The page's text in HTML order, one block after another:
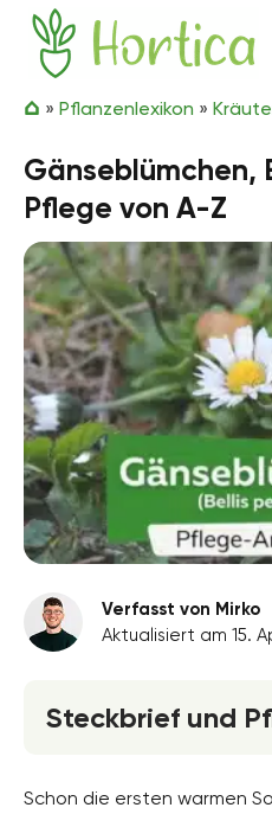
Zum Inhalt springen
Hortica
» Pflanzenlexikon »
Gänseblümchen,
Pflege von A-Z
Verfasst von Mirko
Aktualisiert am 15.
Steckbrief und
gelb, rosa, weiss
Schon die ersten warmen